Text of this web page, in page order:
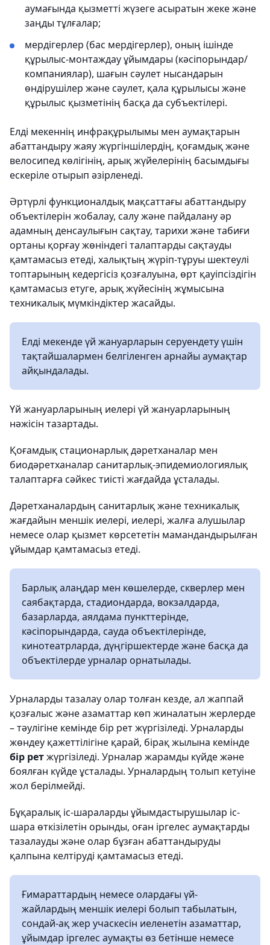
аумағында қызметті жүзеге асыратын жеке және
заңды тұлғалар;
мердігерлер (бас мердігерлер), оның ішінде
құрылыс-монтаждау ұйымдары (кәсіпорындар/
компаниялар), шағын сәулет нысандарын
өндірушілер және сәулет, қала құрылысы және
құрылыс қызметінің басқа да субъектілері.
Елді мекеннің инфрақұрылымы мен аумақтарын
абаттандыру жаяу жүргіншілердің, қоғамдық және
велосипед көлігінің, арық жүйелерінің басымдығы
ескеріле отырып әзірленеді.
Әртүрлі функционалдық мақсаттағы абаттандыру
объектілерін жобалау, салу және пайдалану әр
адамның денсаулығын сақтау, тарихи және табиғи
ортаны қорғау жөніндегі талаптарды сақтауды
қамтамасыз етеді, халықтың жүріп-тұруы шектеулі
топтарының кедергісіз қозғалуына, өрт қауіпсіздігін
қамтамасыз етуге, арық жүйесінің жұмысына
техникалық мүмкіндіктер жасайды.
Елді мекенде үй жануарларын серуендету үшін
тақтайшалармен белгіленген арнайы аумақтар
айқындалады.
Үй жануарларының иелері үй жануарларының
нәжісін тазартады.
Қоғамдық стационарлық дәретханалар мен
биодәретханалар санитарлық-эпидемиологиялық
талаптарға сәйкес тиісті жағдайда ұсталады.
Дәретханалардың санитарлық және техникалық
жағдайын меншік иелері, иелері, жалға алушылар
немесе олар қызмет көрсететін мамандандырылған
ұйымдар қамтамасыз етеді.
Барлық алаңдар мен көшелерде, скверлер мен
саябақтарда, стадиондарда, вокзалдарда,
базарларда, аялдама пункттерінде,
кәсіпорындарда, сауда объектілерінде,
кинотеатрларда, дүңгіршектерде және басқа да
объектілерде урналар орнатылады.
Урналарды тазалау олар толған кезде, ал жаппай
қозғалыс және азаматтар көп жиналатын жерлерде
– тәулігіне кемінде бір рет жүргізіледі. Урналарды
жөндеу қажеттілігіне қарай, бірақ жылына кемінде
бір ретжүргізіледі. Урналар жарамды күйде және
боялған күйде ұсталады. Урналардың толып кетуіне
жол берілмейді.
Бұқаралық іс-шараларды ұйымдастырушылар іс-
шара өткізілетін орынды, оған іргелес аумақтарды
тазалауды және олар бұзған абаттандыруды
қалпына келтіруді қамтамасыз етеді.
Ғимараттардың немесе олардағы үй-
жайлардың меншік иелері болып табылатын,
сондай-ақ жер учаскесін иеленетін азаматтар,
ұйымдар іргелес аумақты өз бетінше немесе